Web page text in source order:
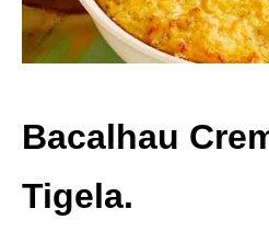
Bacalhau
Tigela.